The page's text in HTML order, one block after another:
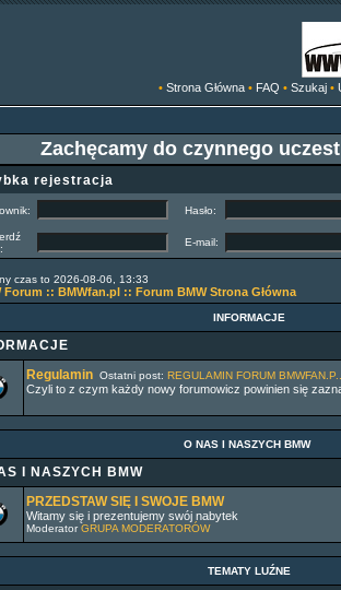
• Strona Główna • FAQ • Szukaj •
Zachęcamy do czynnego
rejestracja
Hasło:
E-mail:
czas to 2026-08-06, 13:33
Forum :: BMWfan.pl :: Forum BMW Strona Główna
INFORMACJE
RegulaminOstatni post: REGULAMIN FORUM
Czyli to z czym każdy nowy forumowicz powinien się
O NAS I NASZYCH BMW
I NASZYCH BMW
PRZEDSTAW SIĘ I SWOJE BMW
Witamy się i prezentujemy swój nabytek
ModeratorGRUPA MODERATORÓW
TEMATY LUŹNE